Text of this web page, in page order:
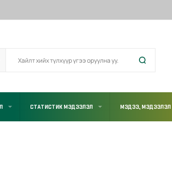
СТАТИСТИК МЭДЭЭЛЭЛ МЭДЭЭ, МЭДЭЭЛЭЛ